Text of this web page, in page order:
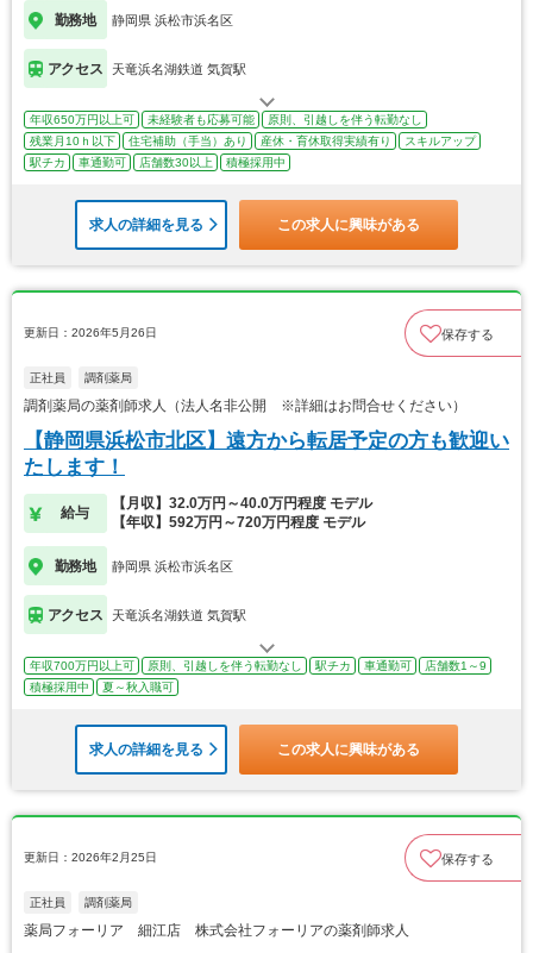
勤務地 静岡県 浜松市浜名区
アクセス 天竜浜名湖鉄道 気賀駅
年収650万円以上可 未経験者も応募可能
原則、引越しを伴う転勤なし
残業月10ｈ以下
住宅補助（手当）あり 産休・育休取得実績有り
スキルアップ
駅チカ
車通勤可 店舗数30以上 積極採用中
求人の詳細を見る この求人に興味がある
更新日：2026年5月26日 保存する
正社員 調剤薬局
調剤薬局の薬剤師求人（法人名非公開 ※詳細はお問合せください）
【静岡県浜松市北区】遠方から転居予定の方も歓迎い
たします！
給与
【月収】32.0万円～40.0万円程度 モデル
【年収】592万円～720万円程度 モデル
勤務地 静岡県 浜松市浜名区
アクセス 天竜浜名湖鉄道 気賀駅
年収700万円以上可 原則、引越しを伴う転勤なし 駅チカ 車通勤可
店舗数1～9
積極採用中
夏～秋入職可
求人の詳細を見る この求人に興味がある
更新日：2026年2月25日 保存する
正社員 調剤薬局
薬局フォーリア 細江店 株式会社フォーリアの薬剤師求人